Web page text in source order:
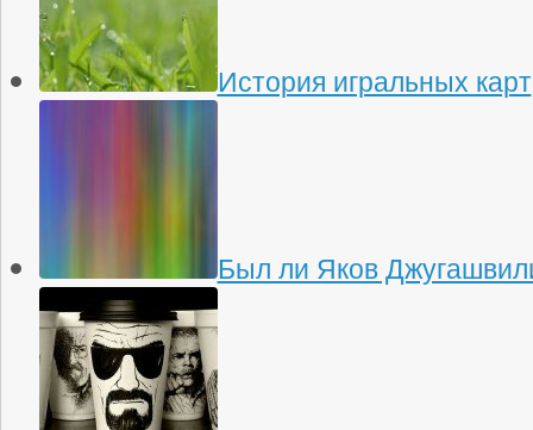
История игральных карт
Был ли Яков